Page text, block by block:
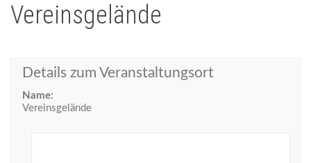
Vereinsgelände
Details zum Veranstaltungsort
Name:
Vereinsgelände